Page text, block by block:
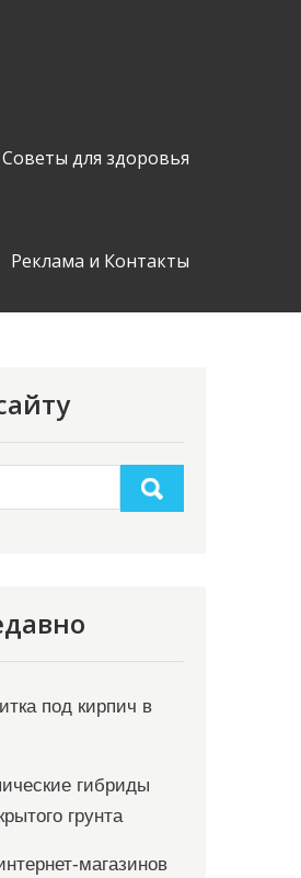
Советы для здоровья
Реклама и Контакты
под кирпич в
гибриды
грунта
магазинов